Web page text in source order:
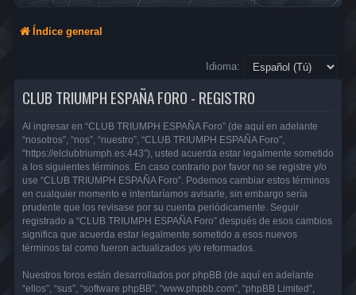
Índice general
Idioma:
CLUB TRIUMPH ESPAÑA FORO - REGISTRO
Al ingresar en “CLUB TRIUMPH ESPAÑA Foro” (de aquí en adelante
“nosotros”, “nos”, “nuestro”, “CLUB TRIUMPH ESPAÑA Foro”,
“https://elclubtriumph.es:443”), usted acuerda estar legalmente sometido
a los siguientes términos. En caso contrario por favor no se registre y/o
use “CLUB TRIUMPH ESPAÑA Foro”. Podemos cambiar estos términos
en cualquier momento e intentaríamos avisarle, sin embargo sería
prudente que los revisase por su cuenta periódicamente. Seguir
registrado a “CLUB TRIUMPH ESPAÑA Foro” después de esos cambios
significa que acuerda estar legalmente sometido a esos nuevos
términos tal como fueron actualizados y/o reformados.
Nuestros foros están desarrollados por phpBB (de aquí en adelante
“ellos”, “sus”, “software phpBB”, “www.phpbb.com”, “phpBB Limited”,